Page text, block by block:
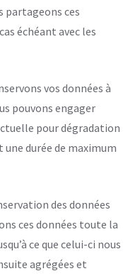
partageons ces
échéant avec les
vos données à
pouvons engager
pour dégradation
une durée de maximum
des données
ces données toute la
ce que celui-ci nous
agrégées et